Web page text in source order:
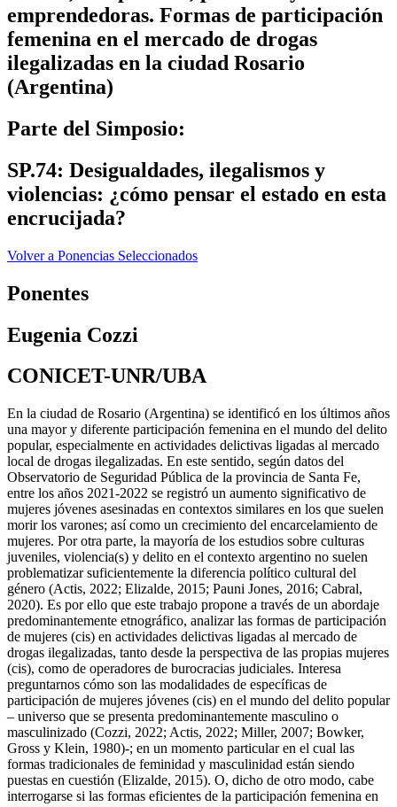
emprendedoras. Formas de participación
femenina en el mercado de drogas
ilegalizadas en la ciudad Rosario
(Argentina)
Parte del Simposio:
SP.74: Desigualdades, ilegalismos y
violencias: ¿cómo pensar el estado en esta
encrucijada?
Volver a Ponencias Seleccionados
Ponentes
Eugenia Cozzi
CONICET-UNR/UBA
En la ciudad de Rosario (Argentina) se identificó en los últimos años
una mayor y diferente participación femenina en el mundo del delito
popular, especialmente en actividades delictivas ligadas al mercado
local de drogas ilegalizadas. En este sentido, según datos del
Observatorio de Seguridad Pública de la provincia de Santa Fe,
entre los años 2021-2022 se registró un aumento significativo de
mujeres jóvenes asesinadas en contextos similares en los que suelen
morir los varones; así como un crecimiento del encarcelamiento de
mujeres. Por otra parte, la mayoría de los estudios sobre culturas
juveniles, violencia(s) y delito en el contexto argentino no suelen
problematizar suficientemente la diferencia político cultural del
género (Actis, 2022; Elizalde, 2015; Pauni Jones, 2016; Cabral,
2020). Es por ello que este trabajo propone a través de un abordaje
predominantemente etnográfico, analizar las formas de participación
de mujeres (cis) en actividades delictivas ligadas al mercado de
drogas ilegalizadas, tanto desde la perspectiva de las propias mujeres
(cis), como de operadores de burocracias judiciales. Interesa
preguntarnos cómo son las modalidades de específicas de
participación de mujeres jóvenes (cis) en el mundo del delito popular
– universo que se presenta predominantemente masculino o
masculinizado (Cozzi, 2022; Actis, 2022; Miller, 2007; Bowker,
Gross y Klein, 1980)-; en un momento particular en el cual las
formas tradicionales de feminidad y masculinidad están siendo
puestas en cuestión (Elizalde, 2015). O, dicho de otro modo, cabe
interrogarse si las formas eficientes de la participación femenina en